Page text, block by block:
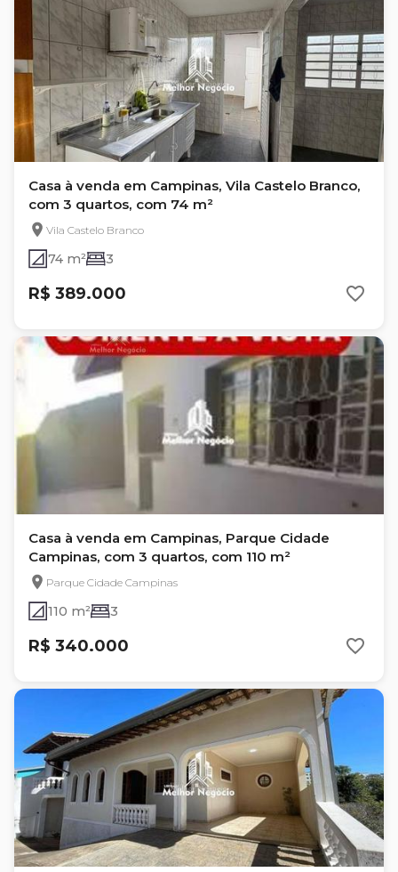
Casa à venda em Campinas, Vila Castelo Branco,
com 3 quartos, com 74 m²
Vila Castelo Branco
74 m² 3
R$ 389.000
Casa à venda em Campinas, Parque Cidade
Campinas, com 3 quartos, com 110 m²
Parque Cidade Campinas
110 m² 3
R$ 340.000